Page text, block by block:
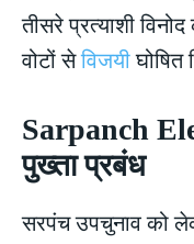
तीसरे प्रत्याशी
वोटों सेविजयीघोषित
Sarpanch
पुख्ता प्रबंध
सरपंच उपचुनाव को